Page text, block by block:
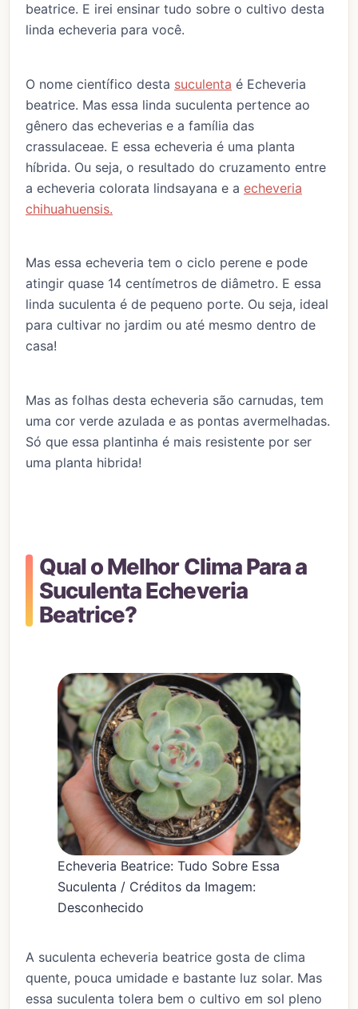
beatrice. E irei ensinar tudo sobre o cultivo desta
linda echeveria para você.
O nome científico desta suculenta é Echeveria
beatrice. Mas essa linda suculenta pertence ao
gênero das echeverias e a família das
crassulaceae. E essa echeveria é uma planta
híbrida. Ou seja, o resultado do cruzamento entre
a echeveria colorata lindsayana e a echeveria
chihuahuensis.
Mas essa echeveria tem o ciclo perene e pode
atingir quase 14 centímetros de diâmetro. E essa
linda suculenta é de pequeno porte. Ou seja, ideal
para cultivar no jardim ou até mesmo dentro de
casa!
Mas as folhas desta echeveria são carnudas, tem
uma cor verde azulada e as pontas avermelhadas.
Só que essa plantinha é mais resistente por ser
uma planta hibrida!
Qual o Melhor Clima Para a
Suculenta Echeveria
Beatrice?
Echeveria Beatrice: Tudo Sobre Essa
Suculenta / Créditos da Imagem:
Desconhecido
A suculenta echeveria beatrice gosta de clima
quente, pouca umidade e bastante luz solar. Mas
essa suculenta tolera bem o cultivo em sol pleno